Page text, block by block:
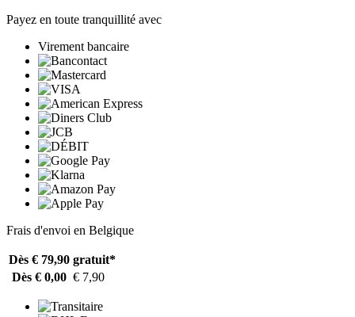
Payez en toute tranquillité avec
Virement bancaire
Frais d'envoi en Belgique
Dès € 79,90 gratuit*
Dès € 0,00 € 7,90